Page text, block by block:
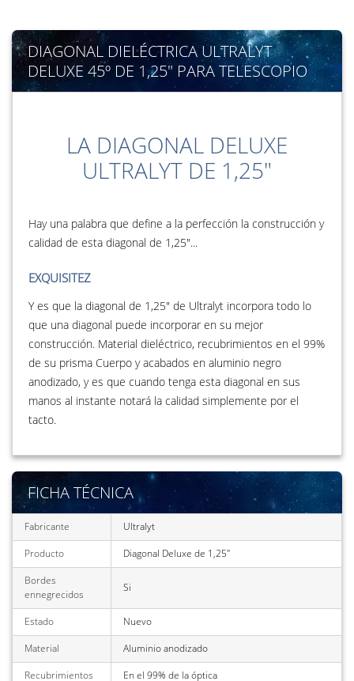
DIAGONAL DIELÉCTRICA ULTRALYT
DELUXE 45º DE 1,25" PARA TELESCOPIO
LA DIAGONAL DELUXE
ULTRALYT DE 1,25"
Hay una palabra que define a la perfección la construcción y
calidad de esta diagonal de 1,25"...
EXQUISITEZ
Y es que la diagonal de 1,25" de Ultralyt incorpora todo lo
que una diagonal puede incorporar en su mejor
construcción. Material dieléctrico, recubrimientos en el 99%
de su prisma Cuerpo y acabados en aluminio negro
anodizado, y es que cuando tenga esta diagonal en sus
manos al instante notará la calidad simplemente por el
tacto.
FICHA TÉCNICA
Fabricante
Ultralyt
Producto
Diagonal Deluxe de 1,25"
Bordes
ennegrecidos
Si
Estado
Nuevo
Material
Aluminio anodizado
Recubrimientos
En el 99% de la óptica